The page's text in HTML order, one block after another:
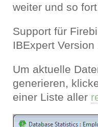
weiter und so
Support für
IBExpert
Um aktuelle
generieren,
einer Liste aller